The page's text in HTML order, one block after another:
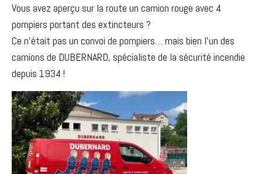
Vous avez aperçu sur la route un camion rouge avec 4
pompiers portant des extincteurs ?
Ce n’était pas un convoi de pompiers… mais bien l’un des
camions de DUBERNARD, spécialiste de la sécurité incendie
depuis 1934 !